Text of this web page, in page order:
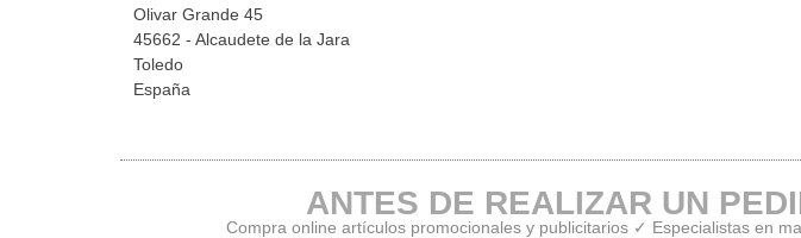
Olivar Grande 45
45662 - Alcaudete de la Jara
Toledo
España
ANTES DE REALIZAR UN
Compra online artículos promocionales y publicitarios ✓ Especialistas en